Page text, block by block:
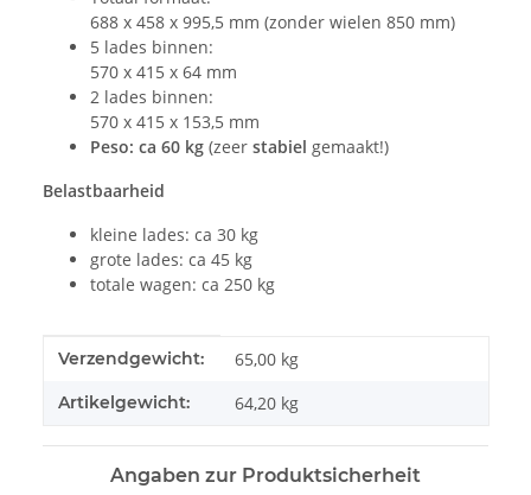
688 x 458 x 995,5 mm (zonder wielen 850 mm)
5 lades binnen:
570 x 415 x 64 mm
2 lades binnen:
570 x 415 x 153,5 mm
Peso: ca 60 kg (zeer stabiel gemaakt!)
Belastbaarheid
kleine lades: ca 30 kg
grote lades: ca 45 kg
totale wagen: ca 250 kg
#productDetails.itemInformation#
#productDetails.itemValue#
Verzendgewicht: 65,00 kg
Artikelgewicht: 64,20 kg
Angaben zur Produktsicherheit